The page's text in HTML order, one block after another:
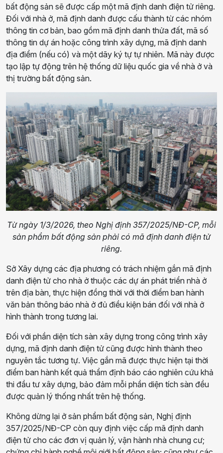
bất động sản sẽ được cấp một mã định danh điện tử riêng.
Đối với nhà ở, mã định danh được cấu thành từ các nhóm
thông tin cơ bản, bao gồm mã định danh thửa đất, mã số
thông tin dự án hoặc công trình xây dựng, mã định danh
địa điểm (nếu có) và một dãy ký tự tự nhiên. Mã này được
tạo lập tự động trên hệ thống dữ liệu quốc gia về nhà ở và
thị trường bất động sản.
Từ ngày 1/3/2026, theo Nghị định 357/2025/NĐ-CP, mỗi
sản phẩm bất động sản phải có mã định danh điện tử
riêng.
Sở Xây dựng các địa phương có trách nhiệm gắn mã định
danh điện tử cho nhà ở thuộc các dự án phát triển nhà ở
trên địa bàn, thực hiện đồng thời với thời điểm ban hành
văn bản thông báo nhà ở đủ điều kiện bán đối với nhà ở
hình thành trong tương lai.
Đối với phần diện tích sàn xây dựng trong công trình xây
dựng, mã định danh điện tử cũng được hình thành theo
nguyên tắc tương tự. Việc gắn mã được thực hiện tại thời
điểm ban hành kết quả thẩm định báo cáo nghiên cứu khả
thi đầu tư xây dựng, bảo đảm mỗi phần diện tích sàn đều
được quản lý thống nhất trên hệ thống.
Không dừng lại ở sản phẩm bất động sản, Nghị định
357/2025/NĐ-CP còn quy định việc cấp mã định danh
điện tử cho các đơn vị quản lý, vận hành nhà chung cư;